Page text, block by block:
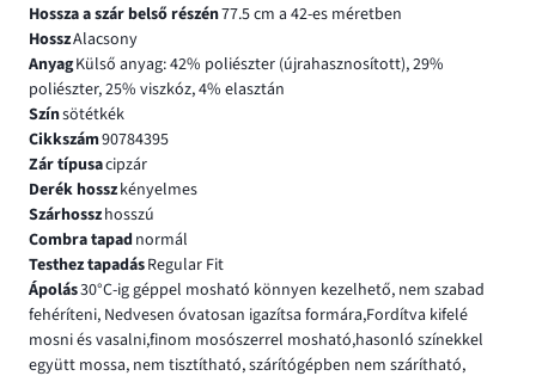
Hossza a szár belső részén77.5 cm a 42-es méretben
HosszAlacsony
AnyagKülső anyag: 42% poliészter (újrahasznosított), 29%
poliészter, 25% viszkóz, 4% elasztán
Színsötétkék
Cikkszám90784395
Zár típusacipzár
Derék hosszkényelmes
Szárhosszhosszú
Combra tapadnormál
Testhez tapadásRegular Fit
Ápolás30°C-ig géppel mosható könnyen kezelhető, nem szabad
fehéríteni, Nedvesen óvatosan igazítsa formára,Fordítva kifelé
mosni és vasalni,finom mosószerrel mosható,hasonló színekkel
együtt mossa, nem tisztítható, szárítógépben nem szárítható,